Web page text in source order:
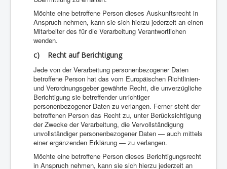
Möchte eine betroffene Person dieses Auskunftsrecht in
Anspruch nehmen, kann sie sich hierzu jederzeit an einen
Mitarbeiter des für die Verarbeitung Verantwortlichen
wenden.
c) Recht auf Berichtigung
Jede von der Verarbeitung personenbezogener Daten
betroffene Person hat das vom Europäischen Richtlinien-
und Verordnungsgeber gewährte Recht, die unverzügliche
Berichtigung sie betreffender unrichtiger
personenbezogener Daten zu verlangen. Ferner steht der
betroffenen Person das Recht zu, unter Berücksichtigung
der Zwecke der Verarbeitung, die Vervollständigung
unvollständiger personenbezogener Daten — auch mittels
einer ergänzenden Erklärung — zu verlangen.
Möchte eine betroffene Person dieses Berichtigungsrecht
in Anspruch nehmen, kann sie sich hierzu jederzeit an